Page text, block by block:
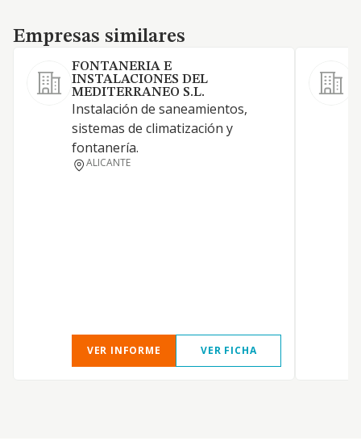
Empresas similares
Empresas similares
FONTANERIA E
INSTALACIONES DEL
MEDITERRANEO S.L.
Instalación de saneamientos,
sistemas de climatización y
fontanería.
ALICANTE
VER INFORME VER FICHA